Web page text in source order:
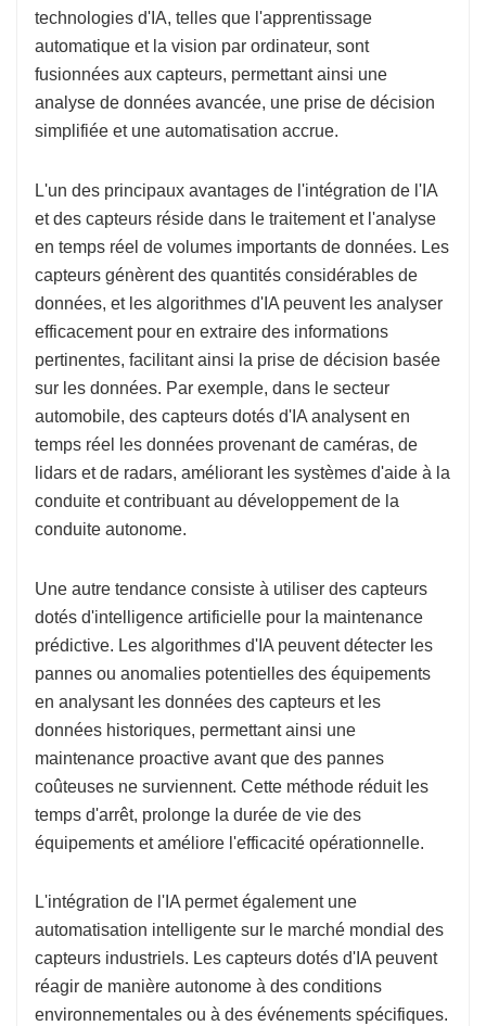
technologies d'IA, telles que l'apprentissage
automatique et la vision par ordinateur, sont
fusionnées aux capteurs, permettant ainsi une
analyse de données avancée, une prise de décision
simplifiée et une automatisation accrue.
L'un des principaux avantages de l'intégration de l'IA
et des capteurs réside dans le traitement et l'analyse
en temps réel de volumes importants de données. Les
capteurs génèrent des quantités considérables de
données, et les algorithmes d'IA peuvent les analyser
efficacement pour en extraire des informations
pertinentes, facilitant ainsi la prise de décision basée
sur les données. Par exemple, dans le secteur
automobile, des capteurs dotés d'IA analysent en
temps réel les données provenant de caméras, de
lidars et de radars, améliorant les systèmes d'aide à la
conduite et contribuant au développement de la
conduite autonome.
Une autre tendance consiste à utiliser des capteurs
dotés d'intelligence artificielle pour la maintenance
prédictive. Les algorithmes d'IA peuvent détecter les
pannes ou anomalies potentielles des équipements
en analysant les données des capteurs et les
données historiques, permettant ainsi une
maintenance proactive avant que des pannes
coûteuses ne surviennent. Cette méthode réduit les
temps d'arrêt, prolonge la durée de vie des
équipements et améliore l'efficacité opérationnelle.
L'intégration de l'IA permet également une
automatisation intelligente sur le marché mondial des
capteurs industriels. Les capteurs dotés d'IA peuvent
réagir de manière autonome à des conditions
environnementales ou à des événements spécifiques.